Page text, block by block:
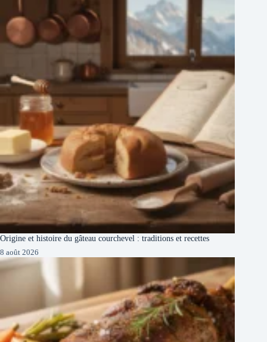
Origine et histoire du gâteau courchevel : traditions et recettes
8 août 2026